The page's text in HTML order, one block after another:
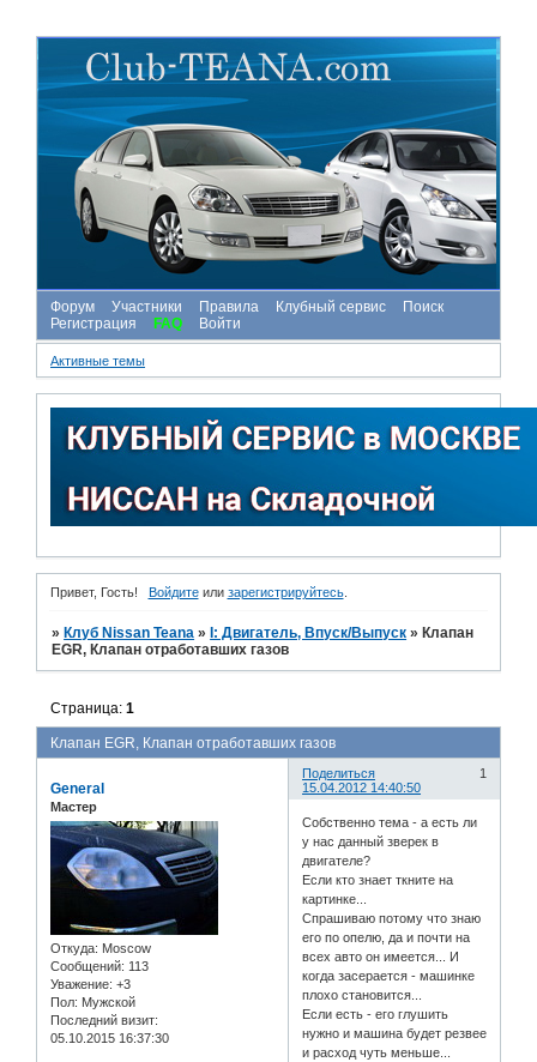
Форум Участники Правила Клубный сервис
Поиск
Регистрация
FAQ Войти
Активные темы
Привет, Гость! Войдитеили зарегистрируйтесь.
» Клуб Nissan Teana » I: Двигатель, Впуск/Выпуск » Клапан
EGR, Клапан отработавших газов
Клапан EGR, Клапан отработавших газов
Страница:1
Поделиться
1
15.04.2012 14:40:50
General
Мастер
Откуда: Moscow
Сообщений: 113
Уважение: +3
Пол: Мужской
Последний визит:
05.10.2015 16:37:30
Собственно тема - а есть ли
у нас данный зверек в
двигателе?
Если кто знает ткните на
картинке...
Спрашиваю потому что знаю
его по опелю, да и почти на
всех авто он имеется... И
когда засерается - машинке
плохо становится...
Если есть - его глушить
нужно и машина будет резвее
и расход чуть меньше...